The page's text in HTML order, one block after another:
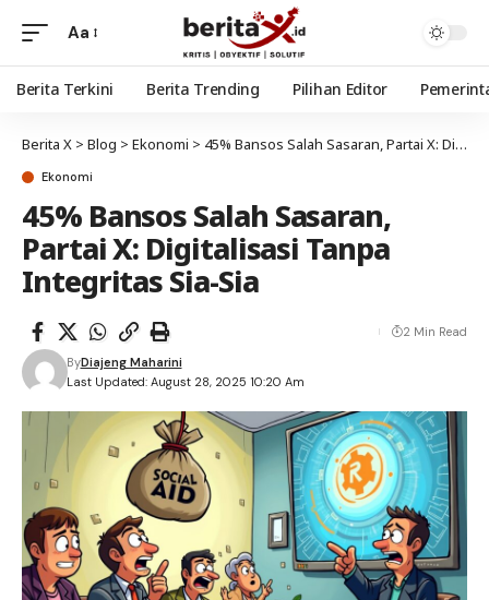
Aa
Berita Terkini Berita Trending Pilihan Editor
Berita X > Blog > Ekonomi > 45% Bansos Salah Sasaran, Partai X: Digitalisasi Tanpa Integritas Sia-Sia
Ekonomi
45% Bansos Salah Sasaran,
Partai X: Digitalisasi Tanpa
Integritas Sia-Sia
Last Updated: August 28, 2025 10:20 Am
ByDiajeng Maharini
2 Min Read